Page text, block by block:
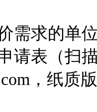
需求的单
请表（扫
，纸